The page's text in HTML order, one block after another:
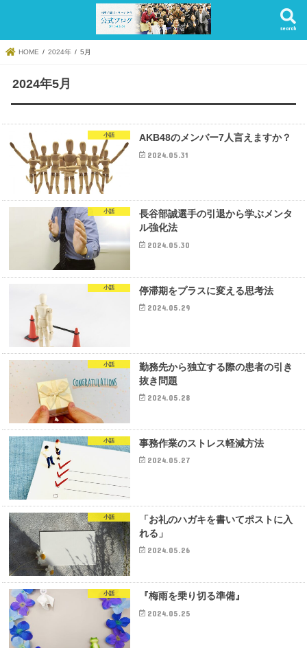
search
HOME 2024年 5月
2024年5月
小話 AKB48のメンバー7人言えますか？
2024.05.31
小話
長谷部誠選手の引退から学ぶメンタ
ル強化法
2024.05.30
小話 停滞期をプラスに変える思考法
2024.05.29
小話
勤務先から独立する際の患者の引き
抜き問題
2024.05.28
小話 事務作業のストレス軽減方法
2024.05.27
小話
「お礼のハガキを書いてポストに入
れる」
2024.05.26
小話 『梅雨を乗り切る準備』
2024.05.25